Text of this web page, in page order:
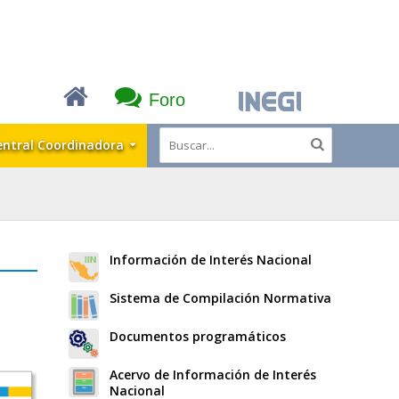
Foro
Coordinadora
Información de Interés Nacional
Sistema de Compilación Normativa
Documentos programáticos
Acervo de Información de Interés
Nacional